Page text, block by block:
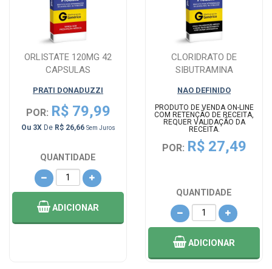
ORLISTATE 120MG 42
CAPSULAS
PRATI DONADUZZI
POR: R$ 79,99
Ou 3XDe R$ 26,66 Sem Juros
QUANTIDADE
ADICIONAR
CLORIDRATO DE
SIBUTRAMINA
CAPSULAS
NAO DEFINIDO
PRODUTO DE VENDA ON-LINE
COM RETENÇÃO DE RECEITA,
REQUER VALIDAÇÃO DA
RECEITA.
POR: R$ 27,49
QUANTIDADE
ADICIONAR